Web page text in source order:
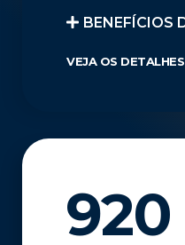
BENEFÍCIOS
VEJA OS
920